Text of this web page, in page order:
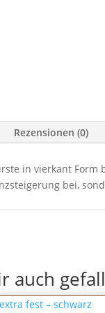
Rezensionen (0)
in vierkant Form
bei,
auch